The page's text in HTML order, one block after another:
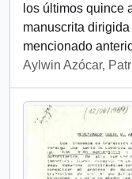
los últimos quince
manuscrita
mencionado
Aylwin Azócar,